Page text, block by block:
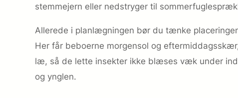
stemmejern eller nedstryger til
Allerede i planlægningen bør du tænke
Her får beboerne morgensol og
læ, så de lette insekter ikke blæses væk under
og ynglen.